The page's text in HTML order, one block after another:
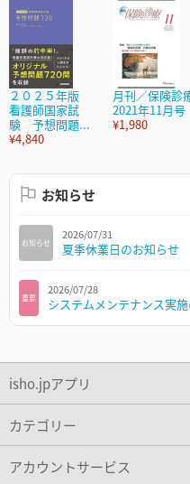
２０２５年版
看護師国家試
験 予想問題...
¥4,840
月刊／保険診
2021年11月号
¥1,980
お知らせ
2026/07/31
お知らせ 夏季休業日のお知らせ
2026/07/28
重要 システムメンテナンス実
isho.jpアプリ
カテゴリー
アカウントサービス